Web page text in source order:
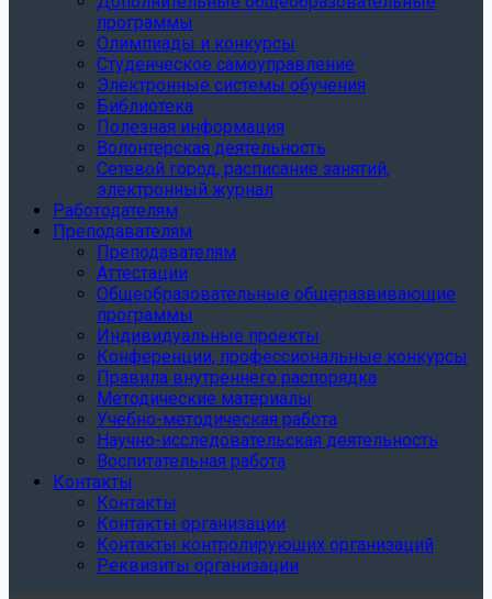
программы
Олимпиады и конкурсы
Студенческое самоуправление
Электронные системы обучения
Библиотека
Полезная информация
Волонтерская деятельность
Сетевой город, расписание занятий,
электронный журнал
Работодателям
Преподавателям
Преподавателям
Аттестации
Общеобразовательные общеразвивающие
программы
Индивидуальные проекты
Конференции, профессиональные конкурсы
Правила внутреннего распорядка
Методические материалы
Учебно-методическая работа
Научно-исследовательская деятельность
Воспитательная работа
Контакты
Контакты
Контакты организации
Контакты контролирующих организаций
Реквизиты организации